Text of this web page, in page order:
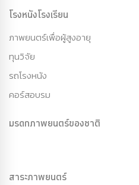
โรงหนังโรงเรียน
ภาพยนตร์เพื่อผู้สูงอายุ
ทุนวิจัย
รถโรงหนัง
คอร์สอบรม
มรดกภาพยนตร์ของชาติ
สาระภาพยนตร์